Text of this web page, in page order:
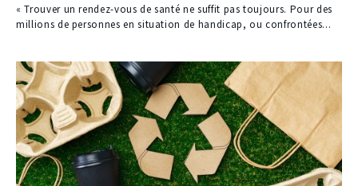
« Trouver un rendez-vous de santé ne suffit pas toujours. Pour des
millions de personnes en situation de handicap, ou confrontées...